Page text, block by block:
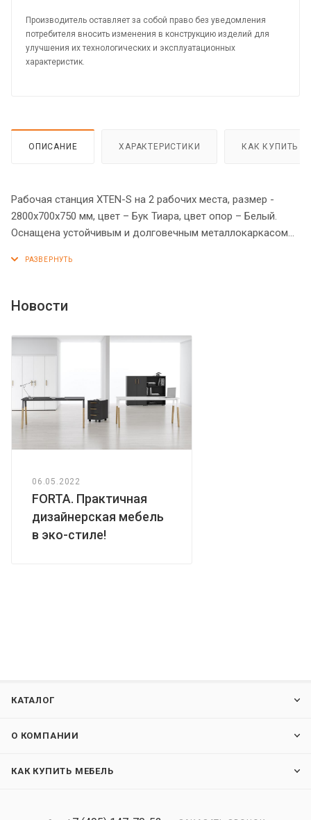
Производитель оставляет за собой право без уведомления
потребителя вносить изменения в конструкцию изделий для
улучшения их технологических и эксплуатационных
характеристик.
ОПИСАНИЕ ХАРАКТЕРИСТИКИ КАК КУПИТЬ
Рабочая станция XTEN-S на 2 рабочих места, размер -
2800х700х750 мм, цвет – Бук Тиара, цвет опор – Белый.
Оснащена устойчивым и долговечным металлокаркасом
соединены между собой металлической траверсой.
столешницей и опорами, что создает эффект «парящей
Новости
06.05.2022
FORTA. Практичная
дизайнерская мебель
в эко-стиле!
КАТАЛОГ
О КОМПАНИИ
КАК КУПИТЬ МЕБЕЛЬ